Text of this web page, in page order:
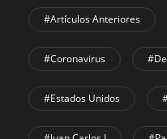
#Artículos Anteriores
#coronavirus
#Estados Unidos